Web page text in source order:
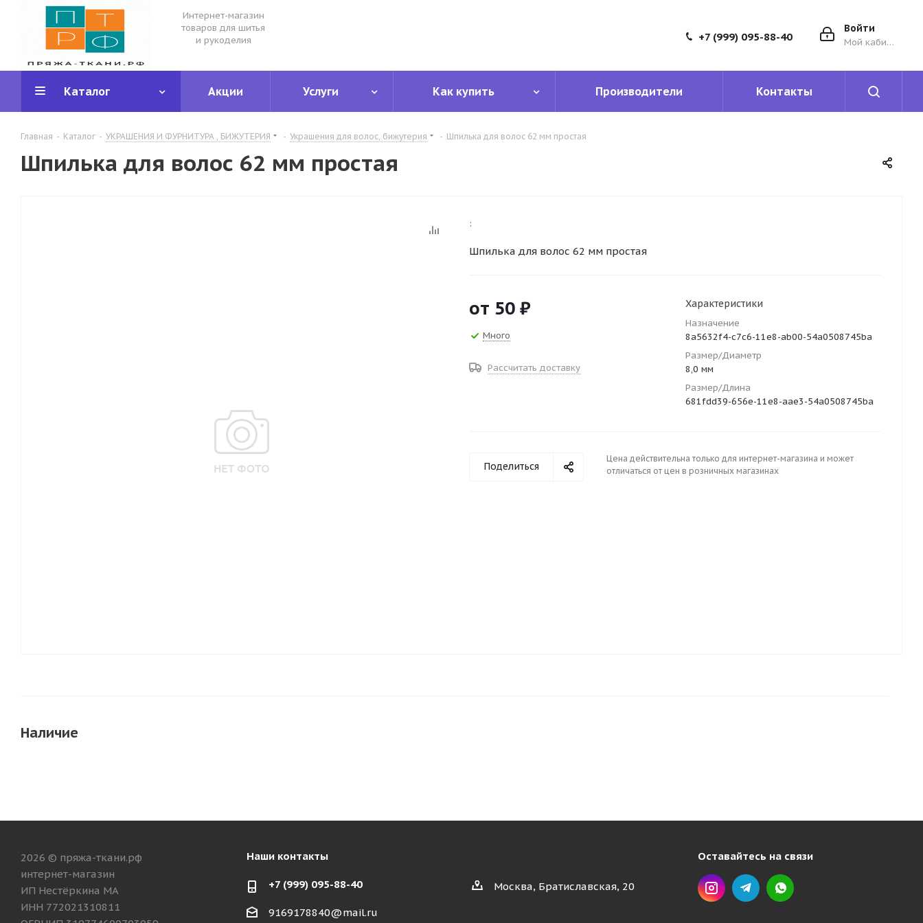
Интернет-магазин
товаров для шитья
и рукоделия
Войти
Мой кабинет
+7 (999) 095-88-40
Каталог Акции Услуги Как купить Производители Контакты
Главная - Каталог - УКРАШЕНИЯ И ФУРНИТУРА , БИЖУТЕРИЯ - Украшения для волос, бижутерия - Шпилька для волос 62 мм простая
Шпилька для волос 62 мм простая
:
Шпилька для волос 62 мм простая
от 50 ₽
Много
Рассчитать доставку
Характеристики
Назначение
8a5632f4-c7c6-11e8-ab00-54a0508745ba
Размер/Диаметр
8,0 мм
Размер/Длина
681fdd39-656e-11e8-aae3-54a0508745ba
Поделиться
Цена действительна только для интернет-магазина и может
отличаться от цен в розничных магазинах
Наличие
2026 © пряжа-ткани.рф
интернет-магазин
ИП Нестёркина МА
ИНН 772021310811
Наши контакты
+7 (999) 095-88-40
9169178840@mail.ru
Москва, Братиславская, 20
Оставайтесь на связи